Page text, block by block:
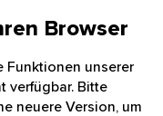
Browser
Funktionen unserer
verfügbar. Bitte
neuere Version, um